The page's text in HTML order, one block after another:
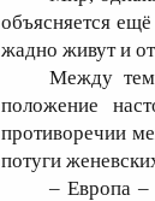
объясняется
жадно живут и
Между
положение
противоречии
потуги
– Европа –